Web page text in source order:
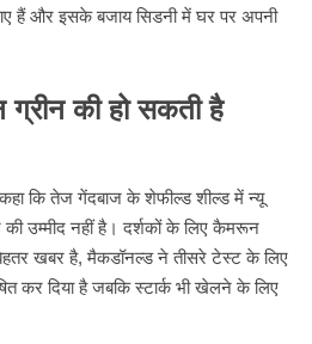
हैं और इसके बजाय सिडनी में घर पर अपनी
की हो सकती है
कि तेज गेंदबाज के शेफील्ड शील्ड में न्यू
उम्मीद नहीं है। दर्शकों के लिए कैमरून
खबर है, मैकडॉनल्ड ने तीसरे टेस्ट के लिए
कर दिया है जबकि स्टार्क भी खेलने के लिए